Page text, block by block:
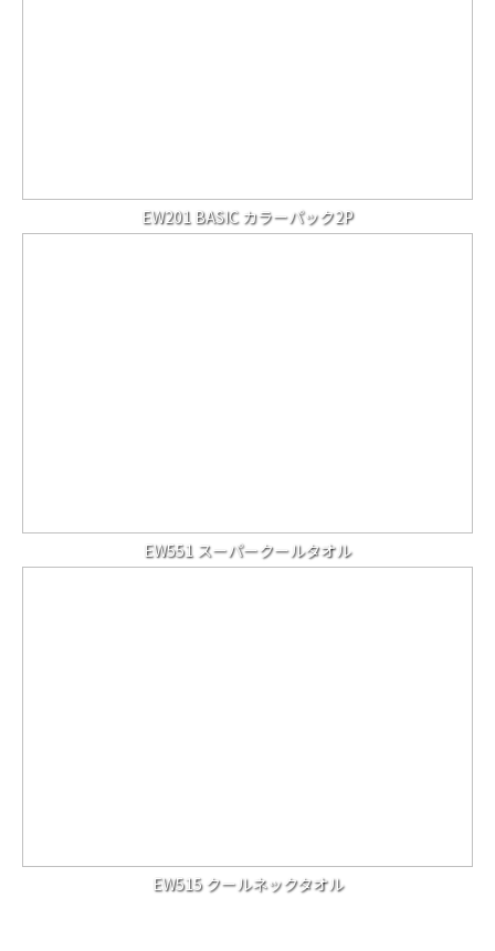
EW201 BASIC カラーパック2P
EW551 スーパークールタオル
EW515 クールネックタオル